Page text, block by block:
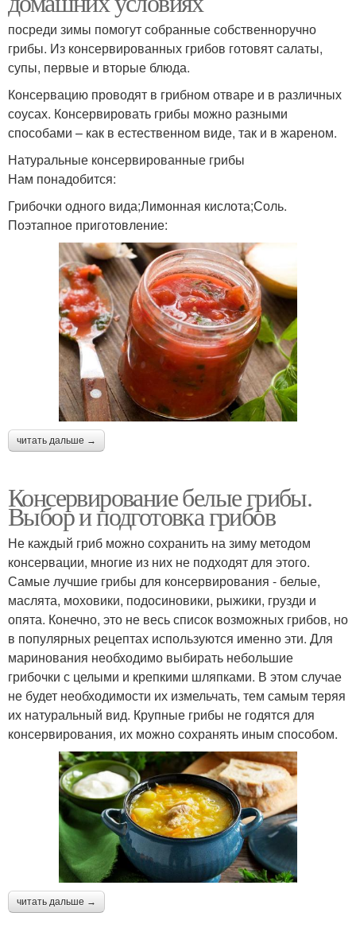
посреди зимы помогут собранные собственноручно
грибы. Из консервированных грибов готовят салаты,
супы, первые и вторые блюда.
Консервацию проводят в грибном отваре и в различных
соусах. Консервировать грибы можно разными
способами – как в естественном виде, так и в жареном.
Натуральные консервированные грибы
Нам понадобится:
Грибочки одного вида;Лимонная кислота;Соль.
Поэтапное приготовление:
читать дальше →
Консервирование белые грибы.
Выбор и подготовка грибов
Не каждый гриб можно сохранить на зиму методом
консервации, многие из них не подходят для этого.
Самые лучшие грибы для консервирования - белые,
маслята, моховики, подосиновики, рыжики, грузди и
опята. Конечно, это не весь список возможных грибов, но
в популярных рецептах используются именно эти. Для
маринования необходимо выбирать небольшие
грибочки с целыми и крепкими шляпками. В этом случае
не будет необходимости их измельчать, тем самым теряя
их натуральный вид. Крупные грибы не годятся для
консервирования, их можно сохранять иным способом.
читать дальше →